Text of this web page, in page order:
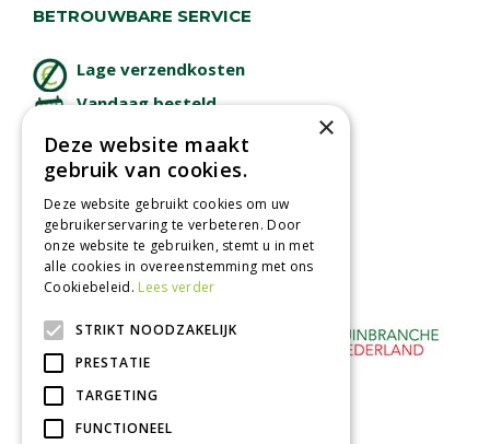
BETROUWBARE SERVICE
Lage verzendkosten
Vandaag besteld
Afhalen in tuincentrum
Betaal veilig
met iDeal - Wero
×
Deze website maakt
gebruik van cookies.
Deze website gebruikt cookies om uw
gebruikerservaring te verbeteren. Door
onze website te gebruiken, stemt u in met
alle cookies in overeenstemming met ons
Cookiebeleid. Lees verder
STRIKT NOODZAKELIJK
PRESTATIE
TARGETING
FUNCTIONEEL